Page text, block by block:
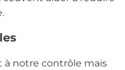
à notre contrôle mais